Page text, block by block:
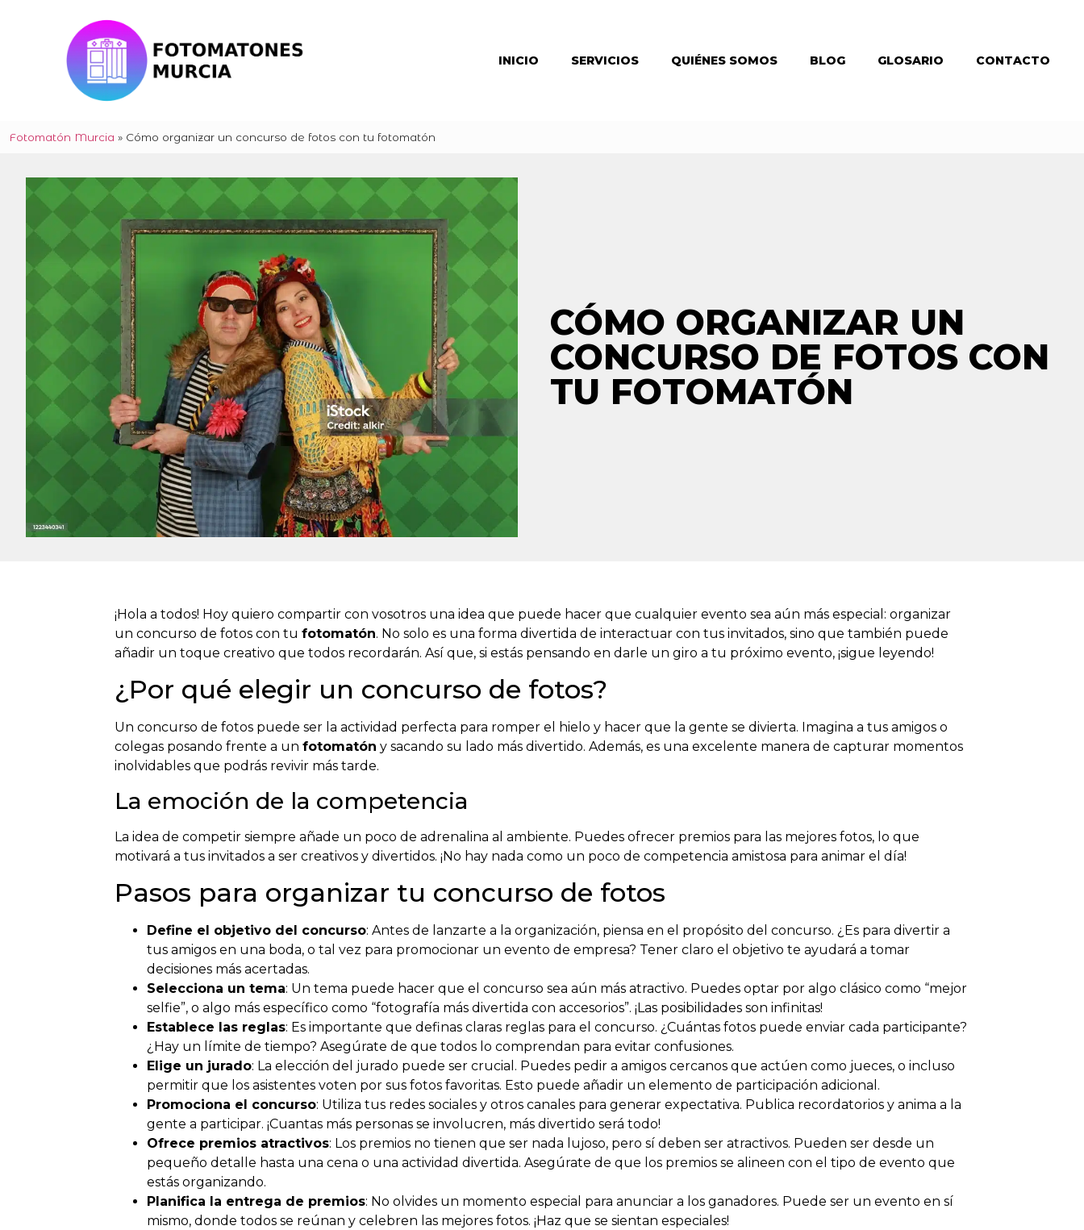
INICIO SERVICIOS QUIÉNES SOMOS BLOG GLOSARIO CONTACTO
Fotomatón Murcia » Cómo organizar un concurso de fotos con tu fotomatón
CÓMO ORGANIZAR UN
CONCURSO DE FOTOS CON
TU FOTOMATÓN
¡Hola a todos! Hoy quiero compartir con vosotros una idea que puede hacer que cualquier evento sea aún más especial: organizar
un concurso de fotos con tu fotomatón. No solo es una forma divertida de interactuar con tus invitados, sino que también puede
añadir un toque creativo que todos recordarán. Así que, si estás pensando en darle un giro a tu próximo evento, ¡sigue leyendo!
¿Por qué elegir un concurso de fotos?
Un concurso de fotos puede ser la actividad perfecta para romper el hielo y hacer que la gente se divierta. Imagina a tus amigos o
colegas posando frente a un fotomatón y sacando su lado más divertido. Además, es una excelente manera de capturar momentos
inolvidables que podrás revivir más tarde.
La emoción de la competencia
La idea de competir siempre añade un poco de adrenalina al ambiente. Puedes ofrecer premios para las mejores fotos, lo que
motivará a tus invitados a ser creativos y divertidos. ¡No hay nada como un poco de competencia amistosa para animar el día!
Pasos para organizar tu concurso de fotos
Define el objetivo del concurso: Antes de lanzarte a la organización, piensa en el propósito del concurso. ¿Es para divertir a
tus amigos en una boda, o tal vez para promocionar un evento de empresa? Tener claro el objetivo te ayudará a tomar
decisiones más acertadas.
Selecciona un tema: Un tema puede hacer que el concurso sea aún más atractivo. Puedes optar por algo clásico como “mejor
selfie”, o algo más específico como “fotografía más divertida con accesorios”. ¡Las posibilidades son infinitas!
Establece las reglas: Es importante que definas claras reglas para el concurso. ¿Cuántas fotos puede enviar cada participante?
¿Hay un límite de tiempo? Asegúrate de que todos lo comprendan para evitar confusiones.
Elige un jurado: La elección del jurado puede ser crucial. Puedes pedir a amigos cercanos que actúen como jueces, o incluso
permitir que los asistentes voten por sus fotos favoritas. Esto puede añadir un elemento de participación adicional.
Promociona el concurso: Utiliza tus redes sociales y otros canales para generar expectativa. Publica recordatorios y anima a la
gente a participar. ¡Cuantas más personas se involucren, más divertido será todo!
Ofrece premios atractivos: Los premios no tienen que ser nada lujoso, pero sí deben ser atractivos. Pueden ser desde un
pequeño detalle hasta una cena o una actividad divertida. Asegúrate de que los premios se alineen con el tipo de evento que
estás organizando.
Planifica la entrega de premios: No olvides un momento especial para anunciar a los ganadores. Puede ser un evento en sí
mismo, donde todos se reúnan y celebren las mejores fotos. ¡Haz que se sientan especiales!